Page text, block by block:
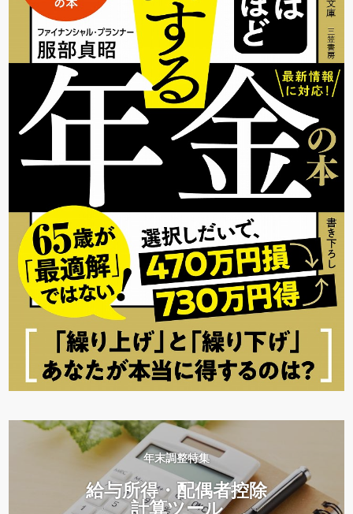
年末調整特集
給与所得・配偶者控除
計算ツール